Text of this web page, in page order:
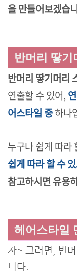
을 만들어보겠습
반머리 땋기
반머리 땋기머리
연출할 수 있어,
어스타일 중하나
누구나 쉽게 따라
쉽게 따라 할 수
참고하시면 유용
헤어스타일
자~ 그러면, 반
니다.